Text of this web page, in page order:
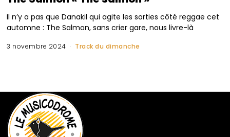
Il n’y a pas que Danakil qui agite les sorties côté reggae cet
automne : The Salmon, sans crier gare, nous livre-là
3 novembre 2024 Track du dimanche